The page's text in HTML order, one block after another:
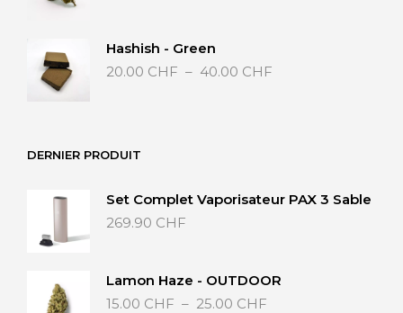
65.00 CHF
Hashish - Green
20.00 CHF – 40.00 CHF
DERNIER PRODUIT
Set Complet Vaporisateur PAX 3 Sable
269.90 CHF
Lamon Haze - OUTDOOR
15.00 CHF – 25.00 CHF